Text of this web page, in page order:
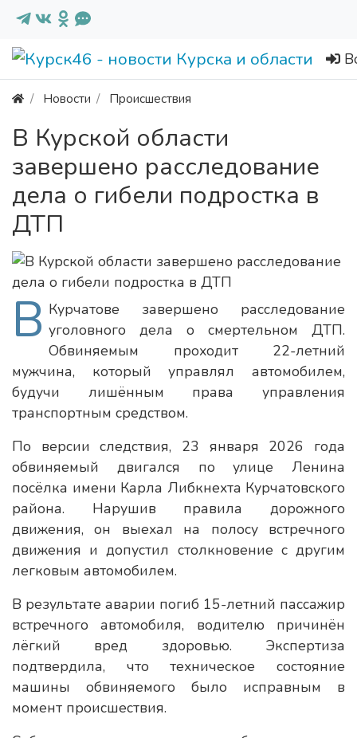
Новости Происшествия
В Курской области
завершено расследование
дела о гибели подростка в
ДТП
В Курчатове завершено расследование
уголовного дела о смертельном ДТП.
Обвиняемым проходит 22-летний
мужчина, который управлял автомобилем,
будучи лишённым права управления
транспортным средством.
По версии следствия, 23 января 2026 года
обвиняемый двигался по улице Ленина
посёлка имени Карла Либкнехта Курчатовского
района. Нарушив правила дорожного
движения, он выехал на полосу встречного
движения и допустил столкновение с другим
легковым автомобилем.
В результате аварии погиб 15-летний пассажир
встречного автомобиля, водителю причинён
лёгкий вред здоровью. Экспертиза
подтвердила, что техническое состояние
машины обвиняемого было исправным в
момент происшествия.